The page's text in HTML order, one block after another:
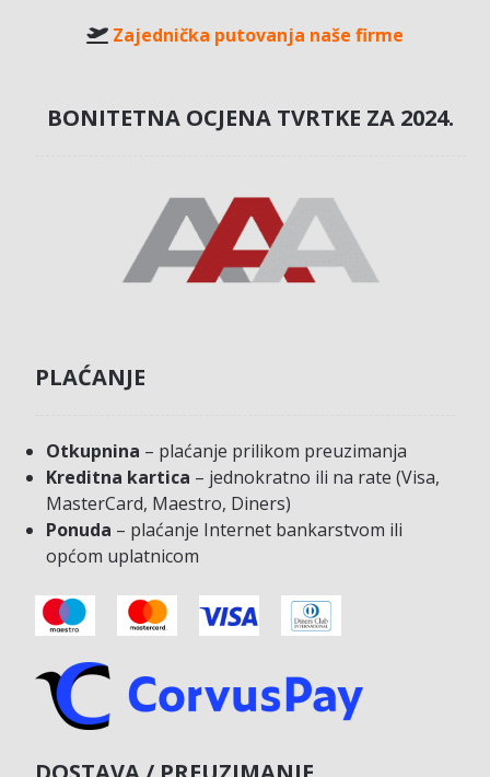
Zajednička putovanja naše firme
BONITETNA OCJENA TVRTKE ZA 2024.
PLAĆANJE
Otkupnina – plaćanje prilikom preuzimanja
Kreditna kartica – jednokratno ili na rate (Visa,
MasterCard, Maestro, Diners)
Ponuda – plaćanje Internet bankarstvom ili
općom uplatnicom